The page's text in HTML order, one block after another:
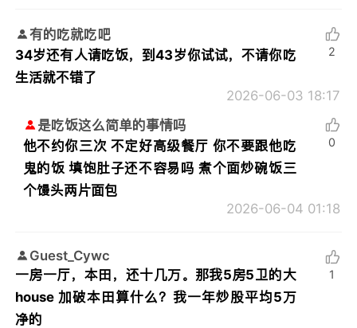
有的吃就吃吧
34岁还有人请吃饭，到43岁你试试，不请你吃
生活就不错了
2026-06-03 18:17
2
是吃饭这么简单的事情吗
他不约你三次 不定好高级餐厅 你不要跟他吃
鬼的饭 填饱肚子还不容易吗 煮个面炒碗饭三
个馒头两片面包
2026-06-04 01:18
0
Guest_Cywc
一房一厅，本田，还十几万。那我5房5卫的大
house 加破本田算什么？我一年炒股平均5万
净的
1